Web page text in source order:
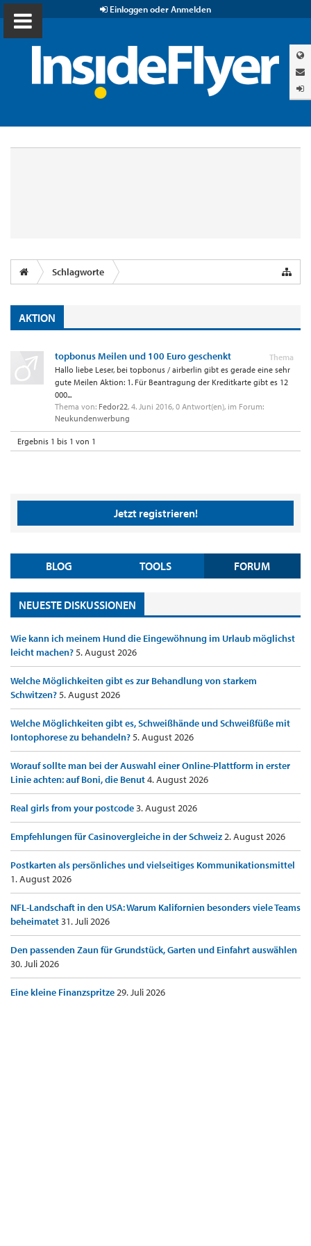
Einloggen oder Anmelden
Schlagworte
AKTION
Thema
topbonus Meilen und 100 Euro geschenkt
Hallo liebe Leser, bei topbonus / airberlin gibt es gerade eine sehr
gute Meilen Aktion: 1. Für Beantragung der Kreditkarte gibt es 12
000...
Thema von: Fedor22, 4. Juni 2016, 0 Antwort(en), im Forum:
Neukundenwerbung
Ergebnis 1 bis 1 von 1
Jetzt registrieren!
BLOG TOOLS FORUM
NEUESTE DISKUSSIONEN
Wie kann ich meinem Hund die Eingewöhnung im Urlaub möglichst
leicht machen?5. August 2026
Welche Möglichkeiten gibt es zur Behandlung von starkem
Schwitzen?5. August 2026
Welche Möglichkeiten gibt es, Schweißhände und Schweißfüße mit
Iontophorese zu behandeln?5. August 2026
Worauf sollte man bei der Auswahl einer Online-Plattform in erster
Linie achten: auf Boni, die Benut4. August 2026
Real girls from your postcode3. August 2026
Empfehlungen für Casinovergleiche in der Schweiz2. August 2026
Postkarten als persönliches und vielseitiges Kommunikationsmittel
1. August 2026
NFL-Landschaft in den USA: Warum Kalifornien besonders viele Teams
beheimatet31. Juli 2026
Den passenden Zaun für Grundstück, Garten und Einfahrt auswählen
30. Juli 2026
Eine kleine Finanzspritze29. Juli 2026